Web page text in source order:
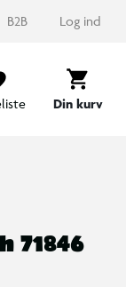
B2B Log ind
Din kurv
71846